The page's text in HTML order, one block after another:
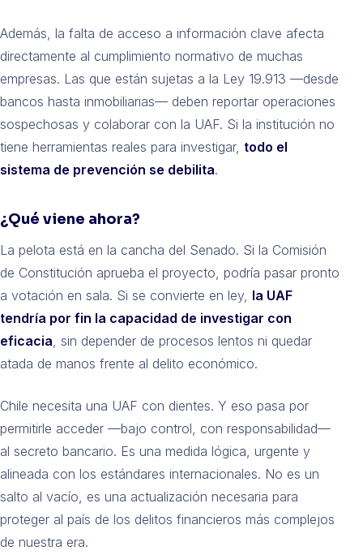
Además, la falta de acceso a información clave afecta
directamente al cumplimiento normativo de muchas
empresas. Las que están sujetas a la Ley 19.913 —desde
bancos hasta inmobiliarias— deben reportar operaciones
sospechosas y colaborar con la UAF. Si la institución no
tiene herramientas reales para investigar, todo el
sistema de prevención se debilita.
¿Qué viene ahora?
La pelota está en la cancha del Senado. Si la Comisión
de Constitución aprueba el proyecto, podría pasar pronto
a votación en sala. Si se convierte en ley, la UAF
tendría por fin la capacidad de investigar con
eficacia, sin depender de procesos lentos ni quedar
atada de manos frente al delito económico.
Chile necesita una UAF con dientes. Y eso pasa por
permitirle acceder —bajo control, con responsabilidad—
al secreto bancario. Es una medida lógica, urgente y
alineada con los estándares internacionales. No es un
salto al vacío, es una actualización necesaria para
proteger al país de los delitos financieros más complejos
de nuestra era.